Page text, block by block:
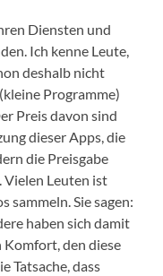
Diensten und
Ich kenne Leute,
deshalb nicht
Programme)
Preis davon sind
dieser Apps, die
die Preisgabe
Vielen Leuten ist
sammeln. Sie sagen:
haben sich damit
Komfort, den diese
Tatsache, dass